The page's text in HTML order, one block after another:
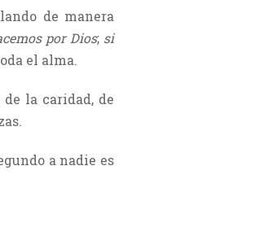
de manera
por Dios; si
el alma.
la caridad, de
a nadie es